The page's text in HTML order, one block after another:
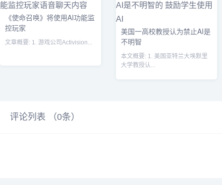
《使命召唤》将使用AI功能监
控玩家
文章概要: 1. 游戏公司Activision...
美国一高校教授认为禁止AI是
不明智
本文概要: 1. 美国亚特兰大埃默里
大学教授认...
评论列表 （0条）